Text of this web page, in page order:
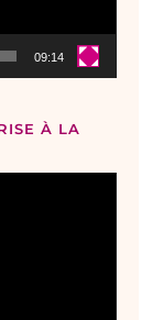
09:14
À LA